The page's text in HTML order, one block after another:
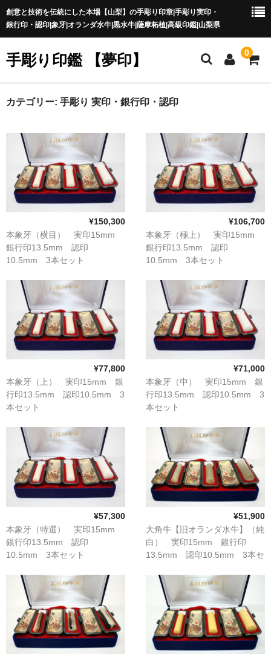
創意と技術を伝統にした本場【山梨】の手彫り印章|手彫り実印・
銀行印・認印|象牙|オランダ水牛|黒水牛|薩摩柘植|高級印鑑|山梨県
手彫り印鑑 【夢印】 0
夢印TOP
印章の本場 山梨
一級印章彫刻技能士
印鑑の材質
印鑑の書体
象牙印鑑の種類
印鑑ケース
お客様の声
お問い合わせ
カテゴリー: 手彫り 実印・銀行印・認印
¥150,300
本象牙（横目） 実印15mm
銀行印13.5mm 認印
10.5mm 3本セット
¥106,700
本象牙（極上） 実印15mm
銀行印13.5mm 認印
10.5mm 3本セット
¥77,800
本象牙（上） 実印15mm 銀
行印13.5mm 認印10.5mm 3
本セット
¥71,000
本象牙（中） 実印15mm 銀
行印13.5mm 認印10.5mm 3
本セット
¥57,300
本象牙（特選） 実印15mm
銀行印13.5mm 認印
10.5mm 3本セット
¥51,900
大角牛【旧オランダ水牛】（純
白） 実印15mm 銀行印
13.5mm 認印10.5mm 3本セ